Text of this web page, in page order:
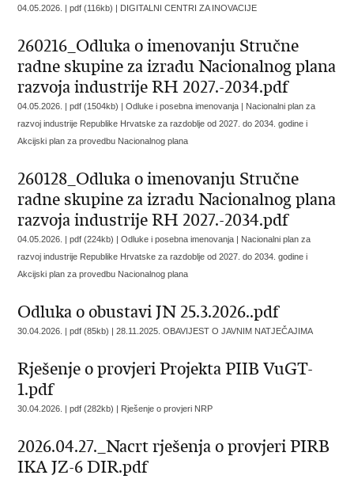
04.05.2026. | pdf (116kb) | DIGITALNI CENTRI ZA INOVACIJE
260216_Odluka o imenovanju Stručne
radne skupine za izradu Nacionalnog plana
razvoja industrije RH 2027.-2034.pdf
04.05.2026. | pdf (1504kb) | Odluke i posebna imenovanja | Nacionalni plan za
razvoj industrije Republike Hrvatske za razdoblje od 2027. do 2034. godine i
Akcijski plan za provedbu Nacionalnog plana
260128_Odluka o imenovanju Stručne
radne skupine za izradu Nacionalnog plana
razvoja industrije RH 2027.-2034.pdf
04.05.2026. | pdf (224kb) | Odluke i posebna imenovanja | Nacionalni plan za
razvoj industrije Republike Hrvatske za razdoblje od 2027. do 2034. godine i
Akcijski plan za provedbu Nacionalnog plana
Odluka o obustavi JN 25.3.2026..pdf
30.04.2026. | pdf (85kb) |28.11.2025. OBAVIJEST O JAVNIM NATJEČAJIMA
Rješenje o provjeri Projekta PIIB VuGT-
1.pdf
30.04.2026. | pdf (282kb) | Rješenje o provjeri NRP
2026.04.27._Nacrt rješenja o provjeri PIRB
IKA JZ-6 DIR.pdf